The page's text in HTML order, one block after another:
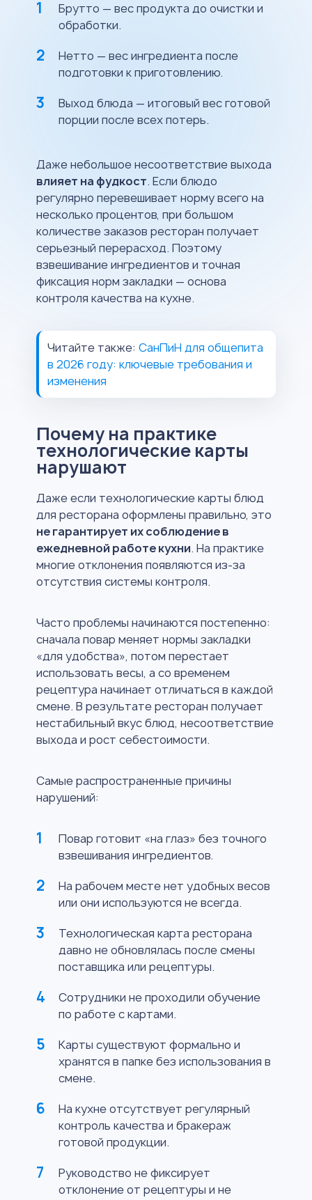
Брутто — вес продукта до очистки и
обработки.
Нетто — вес ингредиента после
подготовки к приготовлению.
Выход блюда — итоговый вес готовой
порции после всех потерь.
Даже небольшое несоответствие выхода
влияет на фудкост. Если блюдо
регулярно перевешивает норму всего на
несколько процентов, при большом
количестве заказов ресторан получает
серьезный перерасход. Поэтому
взвешивание ингредиентов и точная
фиксация норм закладки — основа
контроля качества на кухне.
Читайте также: СанПиН для общепита
в 2026 году: ключевые требования и
изменения
Почему на практике
технологические карты
нарушают
Даже если технологические карты блюд
для ресторана оформлены правильно, это
не гарантирует их соблюдение в
ежедневной работе кухни. На практике
многие отклонения появляются из-за
отсутствия системы контроля.
Часто проблемы начинаются постепенно:
сначала повар меняет нормы закладки
«для удобства», потом перестает
использовать весы, а со временем
рецептура начинает отличаться в каждой
смене. В результате ресторан получает
нестабильный вкус блюд, несоответствие
выхода и рост себестоимости.
Самые распространенные причины
нарушений:
Повар готовит «на глаз» без точного
взвешивания ингредиентов.
На рабочем месте нет удобных весов
или они используются не всегда.
Технологическая карта ресторана
давно не обновлялась после смены
поставщика или рецептуры.
Сотрудники не проходили обучение
по работе с картами.
Карты существуют формально и
хранятся в папке без использования в
смене.
На кухне отсутствует регулярный
контроль качества и бракераж
готовой продукции.
Руководство не фиксирует
отклонение от рецептуры и не